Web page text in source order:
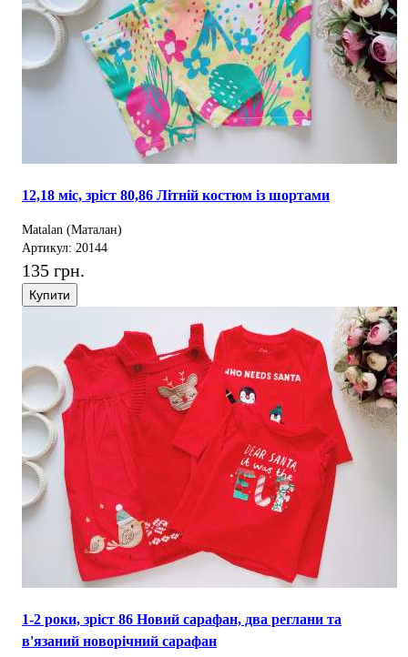
12,18 міс, зріст 80,86 Літній костюм із шортами
Matalan (Маталан)
Артикул: 20144
135 грн.
Купити
1-2 роки, зріст 86 Новий сарафан, два реглани та
в'язаний новорічний сарафан